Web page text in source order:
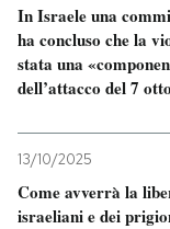
Politica
Tecnologia
Internet
Cultura
Economia
Sport
In Israele una
ha concluso che la
stata una
dell’attacco del 7
13/10/2025
Come avverrà la
israeliani e dei